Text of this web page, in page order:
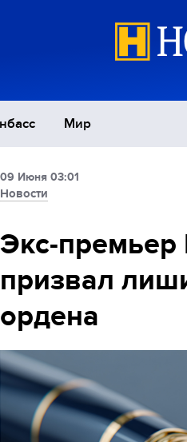
Мир
Спорт
09 Июня 03:01
Новости
Экс-
призвал
ордена